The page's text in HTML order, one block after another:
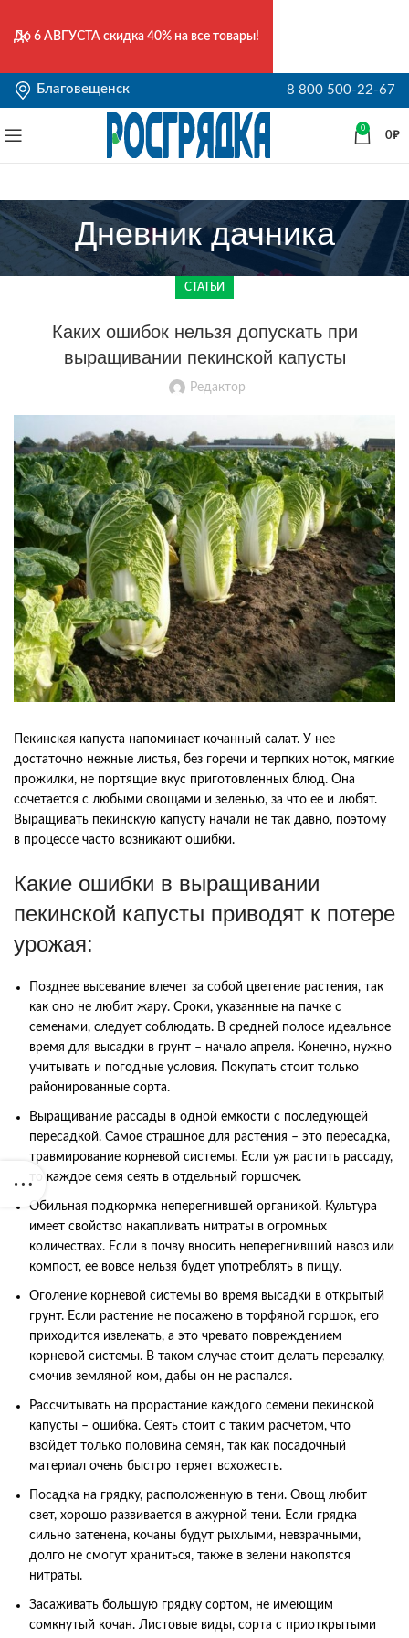
Благовещенск 8 800 500-22-67
0
0₽
Дневник дачника
СТАТЬИ
Каких ошибок нельзя допускать при
выращивании пекинской капусты
Редактор
Пекинская капуста напоминает кочанный салат. У нее
достаточно нежные листья, без горечи и терпких ноток, мягкие
прожилки, не портящие вкус приготовленных блюд. Она
сочетается с любыми овощами и зеленью, за что ее и любят.
Выращивать пекинскую капусту начали не так давно, поэтому
в процессе часто возникают ошибки.
Какие ошибки в выращивании
пекинской капусты приводят к потере
урожая:
Позднее высевание влечет за собой цветение растения, так
как оно не любит жару. Сроки, указанные на пачке с
семенами, следует соблюдать. В средней полосе идеальное
время для высадки в грунт – начало апреля. Конечно, нужно
учитывать и погодные условия. Покупать стоит только
районированные сорта.
Выращивание рассады в одной емкости с последующей
пересадкой. Самое страшное для растения – это пересадка,
травмирование корневой системы. Если уж растить рассаду,
то каждое семя сеять в отдельный горшочек.
Обильная подкормка неперегнившей органикой. Культура
имеет свойство накапливать нитраты в огромных
количествах. Если в почву вносить неперегнивший навоз или
компост, ее вовсе нельзя будет употреблять в пищу.
Оголение корневой системы во время высадки в открытый
грунт. Если растение не посажено в торфяной горшок, его
приходится извлекать, а это чревато повреждением
корневой системы. В таком случае стоит делать перевалку,
смочив земляной ком, дабы он не распался.
Рассчитывать на прорастание каждого семени пекинской
капусты – ошибка. Сеять стоит с таким расчетом, что
взойдет только половина семян, так как посадочный
материал очень быстро теряет всхожесть.
Посадка на грядку, расположенную в тени. Овощ любит
свет, хорошо развивается в ажурной тени. Если грядка
сильно затенена, кочаны будут рыхлыми, невзрачными,
долго не смогут храниться, также в зелени накопятся
нитраты.
Засаживать большую грядку сортом, не имеющим
сомкнутый кочан. Листовые виды, сорта с приоткрытыми
До 6 АВГУСТА скидка 40% на все товары!